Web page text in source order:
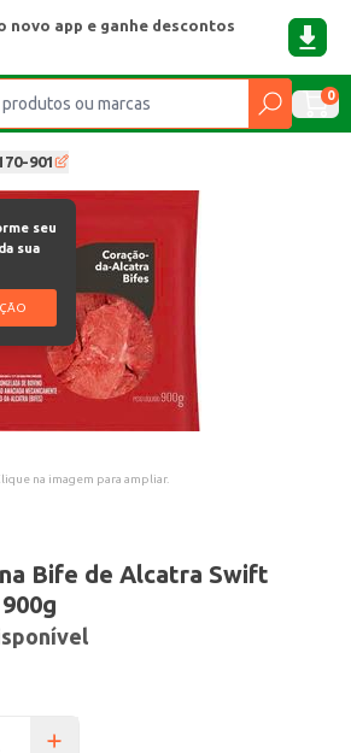
novo app e ganhe descontos
0
901
seu
sua
na imagem para ampliar.
Bife de Alcatra Swift